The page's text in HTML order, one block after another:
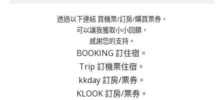
透過以下連結 買機票/訂房/購買票券，
可以讓我獲取小小回饋，
感謝您的支持。
BOOKING 訂住宿。
Trip 訂機票住宿。
kkday 訂房/票券。
KLOOK 訂房/票券。